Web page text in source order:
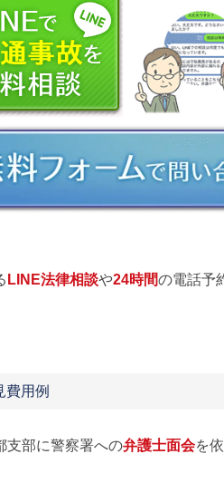
LINE法律相談や24時間の電話予
費用例
支部に警察署への弁護士面会を